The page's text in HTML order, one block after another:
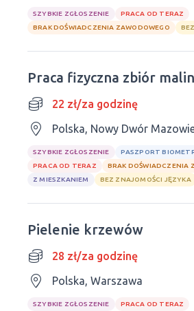
SZYBKIE ZGŁOSZENIE
PRACA OD TERAZ
BRAK DOŚWIADCZENIA ZAWODOWEGO
Praca fizyczna zbiór malin
22 zł/za godzinę
Polska, Nowy Dwór
SZYBKIE ZGŁOSZENIE
PASZPORT
PRACA OD TERAZ
BRAK DOŚWIADCZENIA
Z MIESZKANIEM
BEZ ZNAJOMOŚCI JĘZYKA
Pielenie krzewów
28 zł/za godzinę
Polska, Warszawa
SZYBKIE ZGŁOSZENIE
PRACA OD TERAZ